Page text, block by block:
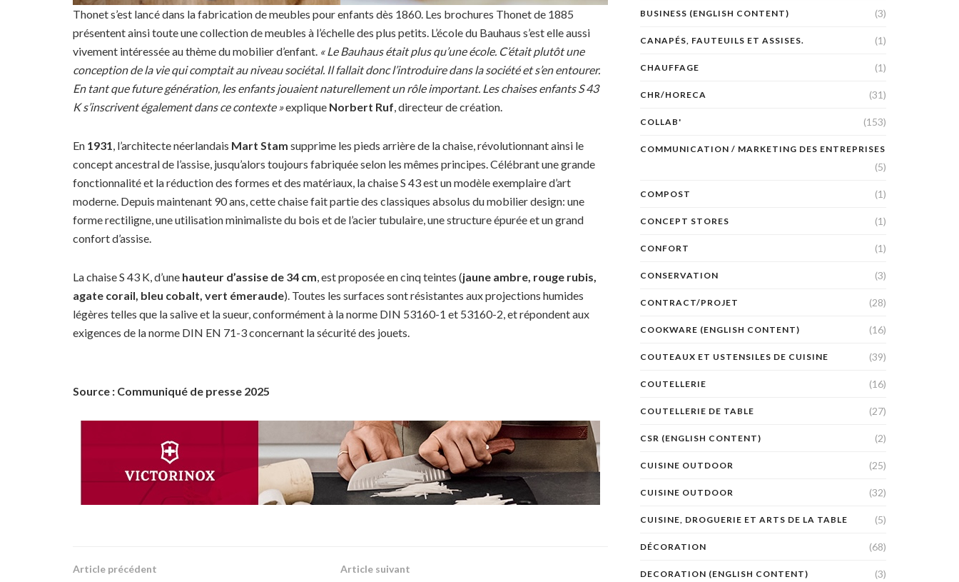
Thonet s’est lancé dans la fabrication de meubles pour enfants dès 1860. Les brochures Thonet de 1885
présentent ainsi toute une collection de meubles à l’échelle des plus petits. L’école du Bauhaus s’est elle aussi
vivement intéressée au thème du mobilier d’enfant. « Le Bauhaus était plus qu’une école. C’était plutôt une
conception de la vie qui comptait au niveau sociétal. Il fallait donc l’introduire dans la société et s’en entourer.
En tant que future génération, les enfants jouaient naturellement un rôle important. Les chaises enfants S 43
K s’inscrivent également dans ce contexte »explique Norbert Ruf, directeur de création.
En 1931, l’architecte néerlandais Mart Stam supprime les pieds arrière de la chaise, révolutionnant ainsi le
concept ancestral de l’assise, jusqu’alors toujours fabriquée selon les mêmes principes. Célébrant une grande
fonctionnalité et la réduction des formes et des matériaux, la chaise S 43 est un modèle exemplaire d’art
moderne. Depuis maintenant 90 ans, cette chaise fait partie des classiques absolus du mobilier design: une
forme rectiligne, une utilisation minimaliste du bois et de l’acier tubulaire, une structure épurée et un grand
confort d’assise.
La chaise S 43 K, d’une hauteur d’assise de 34 cm, est proposée en cinq teintes (jaune ambre, rouge rubis,
agate corail, bleu cobalt, vert émeraude). Toutes les surfaces sont résistantes aux projections humides
légères telles que la salive et la sueur, conformément à la norme DIN 53160-1 et 53160-2, et répondent aux
exigences de la norme DIN EN 71-3 concernant la sécurité des jouets.
Source : Communiqué de presse 2025
Article précédent Article suivant
BUSINESS (ENGLISH CONTENT) (3)
CANAPÉS, FAUTEUILS ET ASSISES. (1)
CHAUFFAGE (1)
CHR/HORECA (31)
COLLAB' (153)
COMMUNICATION / MARKETING DES ENTREPRISES
(5)
COMPOST (1)
CONCEPT STORES (1)
CONFORT (1)
CONSERVATION (3)
CONTRACT/PROJET (28)
COOKWARE (ENGLISH CONTENT) (16)
COUTEAUX ET USTENSILES DE CUISINE (39)
COUTELLERIE (16)
COUTELLERIE DE TABLE (27)
CSR (ENGLISH CONTENT) (2)
CUISINE OUTDOOR (25)
CUISINE OUTDOOR (32)
CUISINE, DROGUERIE ET ARTS DE LA TABLE (5)
DÉCORATION (68)
DECORATION (ENGLISH CONTENT) (3)